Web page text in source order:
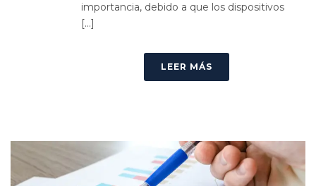
importancia, debido a que los dispositivos
[...]
LEER MÁS